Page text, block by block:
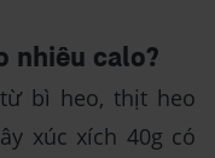
nhiêu calo?
bì heo, thịt heo
xúc xích 40g có